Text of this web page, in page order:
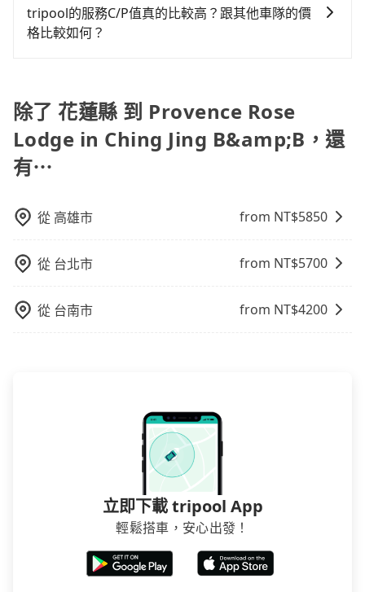
看似方便，但實際使用時還是有其區域的限制，實際可
停靠的地點與你的上下車地點仍有段距離，在遇到下雨
方便，反而能事先預約且品質穩定的tripool，可能更適
合你。
原因，司機有權拒絕服務： 1) 當日搭車人數或行李超過
訂購時填寫的數量。請務必確實填寫當日實際攜帶的行
必須乘坐兒童座椅。 3) 搭乘寵物友善專車卻沒有裝籠。
避免影響行車安全，請您務將寵物置入提籠或提袋內。
tripool的服務C/P值真的比較高？跟其他車隊的價
格比較如何？
主的台灣大車隊、大都會、LINE Taxi、Uber，機場接送
則有肯驛、全鋒、格上租車、和運租車，包車旅遊則是
KKDAY、KLOOK、叫車吧等。tripool旅步專注在長程
單程接送與跨縣市計時包車，不論從哪邊去哪裡（當然
B&B），全台保證出車。由於有高效的車輛調度能力，
能以市價7~8折提供專車到府服務，是絕大多數乘客出行
除了 花蓮縣 到 Provence Rose
Lodge in Ching Jing B&amp;B，還
有⋯
從 高雄市 from NT$5850
從 台北市 from NT$5700
從 台南市 from NT$4200
立即下載 tripool App
輕鬆搭車，安心出發！